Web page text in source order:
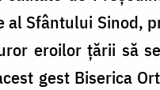
al Sfântului Sinod,
eroilor țării să
gest Biserica